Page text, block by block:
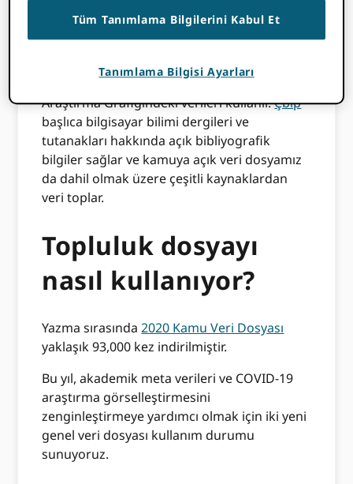
genel veri dosyasını da kullanabilirdiğer
kullanım durumlarının yanı sıra meta veri
toplama amaçları için.açıkhava
araştırma
ürünü kayıtlarını zenginleştirmek için
Araştırma Grafiğindeki verileri kullanır.Çblp
başlıca bilgisayar bilimi dergileri ve
tutanakları hakkında açık bibliyografik
bilgiler sağlar ve kamuya açık veri dosyamız
da dahil olmak üzere çeşitli kaynaklardan
veri toplar.
Topluluk dosyayı
nasıl kullanıyor?
Yazma sırasında2020 Kamu Veri Dosyası
yaklaşık 93,000 kez indirilmiştir.
Bu yıl, akademik meta verileri ve COVID-19
araştırma görselleştirmesini
zenginleştirmeye yardımcı olmak için iki yeni
genel veri dosyası kullanım durumu
sunuyoruz.
Tüm Tanımlama Bilgilerini Kabul Et
Tanımlama Bilgisi Ayarları